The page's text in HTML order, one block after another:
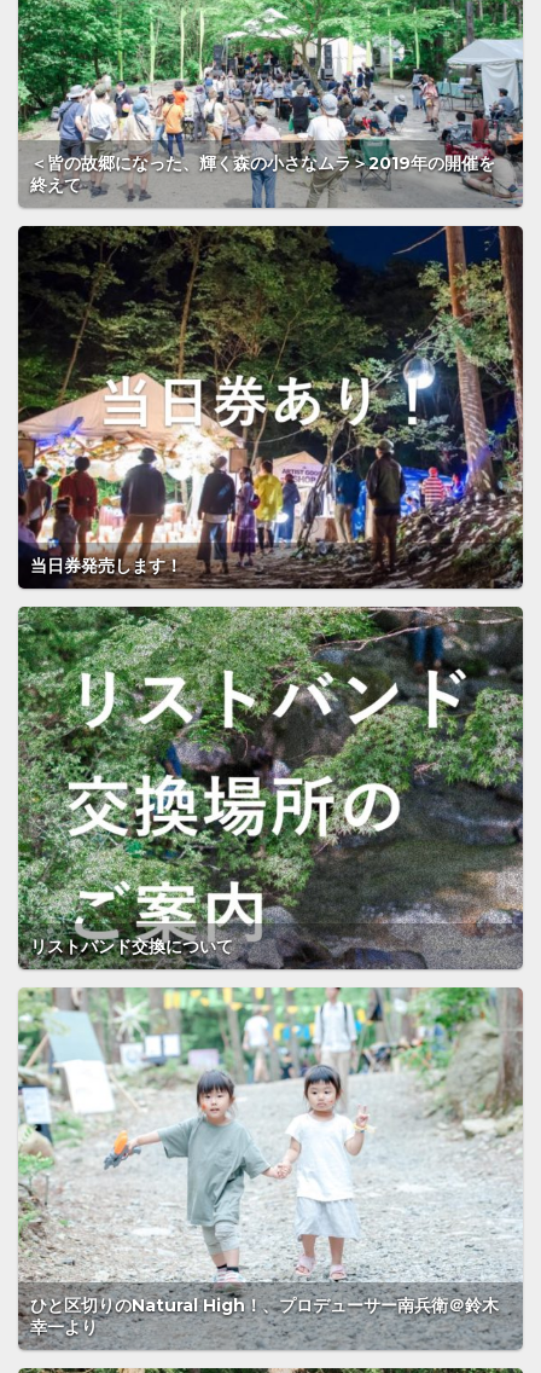
＜皆の故郷になった、輝く森の小さなムラ＞2019年の開催を
終えて
当日券発売します！
リストバンド交換について
ひと区切りのNatural High！、プロデューサー南兵衛＠鈴木
幸一より